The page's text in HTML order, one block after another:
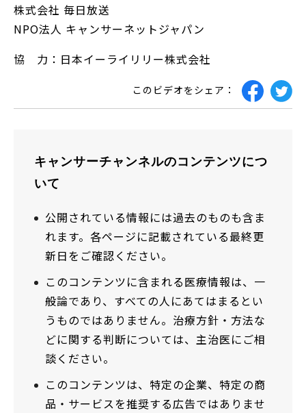
株式会社 毎日放送
NPO法人 キャンサーネットジャパン
協 力：日本イーライリリー株式会社
このビデオをシェア：
キャンサーチャンネルのコンテンツにつ
いて
公開されている情報には過去のものも含ま
れます。各ページに記載されている最終更
新日をご確認ください。
このコンテンツに含まれる医療情報は、一
般論であり、すべての人にあてはまるとい
うものではありません。治療方針・方法な
どに関する判断については、主治医にご相
談ください。
このコンテンツは、特定の企業、特定の商
品・サービスを推奨する広告ではありませ